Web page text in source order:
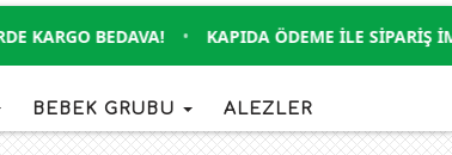
BEDAVA! • KAPIDA ÖDEME İLE SIPARIŞ
BEBEK GRUBU ALEZLER